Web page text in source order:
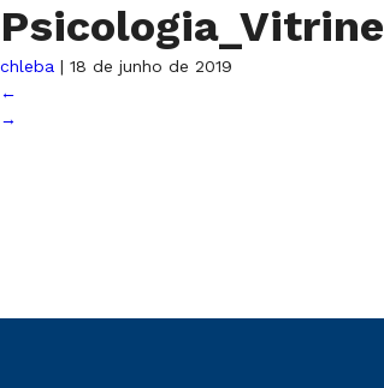
Psicologia_Vitrine
chleba | 18 de junho de 2019
←
→